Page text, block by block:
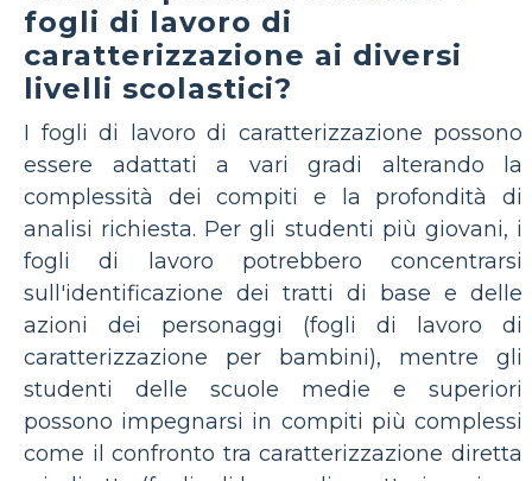
fogli di lavoro di
caratterizzazione ai diversi
livelli scolastici?
I fogli di lavoro di caratterizzazione possono
essere adattati a vari gradi alterando la
complessità dei compiti e la profondità di
analisi richiesta. Per gli studenti più giovani, i
fogli di lavoro potrebbero concentrarsi
sull'identificazione dei tratti di base e delle
azioni dei personaggi (fogli di lavoro di
caratterizzazione per bambini), mentre gli
studenti delle scuole medie e superiori
possono impegnarsi in compiti più complessi
come il confronto tra caratterizzazione diretta